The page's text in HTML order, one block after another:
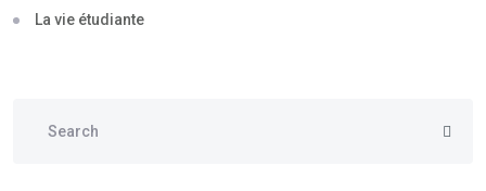
La vie étudiante